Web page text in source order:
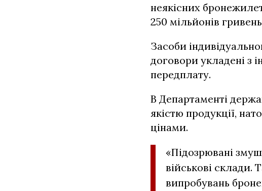
неякісних
250 мільйонів
Засоби
договори укладені з
передплату.
В Департаменті
якістю продукції,
цінами.
«Підозрювані
військові склади.
випробувань